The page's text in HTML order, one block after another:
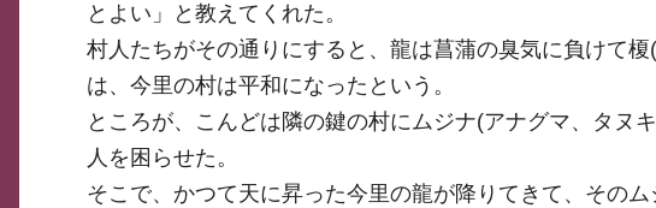
とよい」と教えてくれた。
村人たちがその通りにすると、龍は菖蒲の臭気に負けて
は、今里の村は平和になったという。
ところが、こんどは隣の鍵の村にムジナ(アナグマ、タヌ
人を困らせた。
そこで、かつて天に昇った今里の龍が降りてきて、その